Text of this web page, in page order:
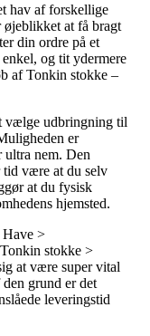
hav af forskellige
øjeblikket at få bragt
din ordre på et
og tit ydermere
af Tonkin stokke –
vælge udbringning til
er
ultra nem. Den
være at du selv
at du fysisk
hjemsted.
Have >
stokke >
at være super vital
grund er det
leveringstid